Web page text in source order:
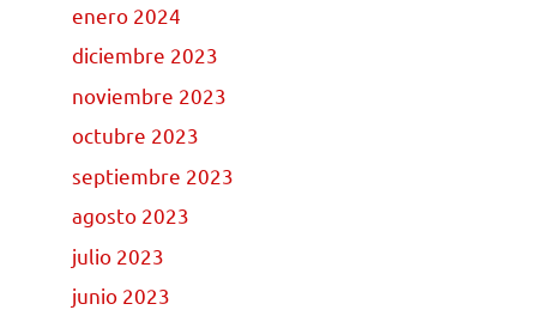
enero 2024
diciembre 2023
noviembre 2023
octubre 2023
septiembre 2023
agosto 2023
julio 2023
junio 2023